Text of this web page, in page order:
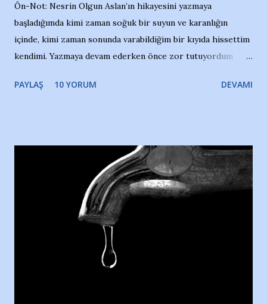
Ön-Not: Nesrin Olgun Aslan’ın hikayesini yazmaya
başladığımda kimi zaman soğuk bir suyun ve karanlığın
içinde, kimi zaman sonunda varabildiğim bir kıyıda hissettim
kendimi. Yazmaya devam ederken önce zor tutuyordum
Yazımı, ağlayarak bitirebildim ancak…Kendisinin web
Nesrin’in Hikayesi’ne başlıyorum… 1964 Adana Yüzme
havuzunun kenarında 7 yaşında kara kuru bir kız çocuğu
duruyor. Havuzun içinde Adana Demirspor Kulübü
yüzücüleri. Erkekler çoğunlukta. Küçük kız etrafına bakıyor.
Sadece 4 kız çocuğu var. Nesrin, Adana Demirspor’un 4
kızından biri oluyor o gün…Giriyor havuza. 1973 – 1975
Adana Nesrin, 16 yaşında. Yüzüyor. 7 yaşında girdiği
PAYLAŞ 10 YORUM DEVAMI